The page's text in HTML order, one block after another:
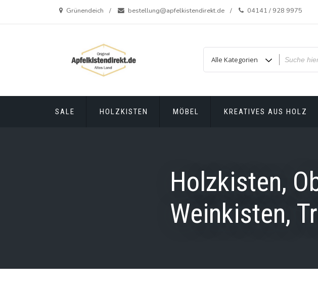
Grünendeich bestellung@apfelkistendirekt.de 04141 / 928 9975
SALE HOLZKISTEN MÖBEL KREATIVES AUS HOLZ
Holzkisten,
Weinkisten,